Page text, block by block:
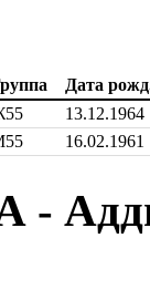
Дата
13.12.1964
16.02.1961
-